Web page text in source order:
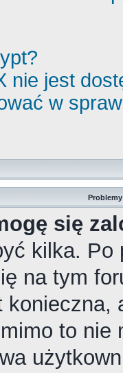
nie jest
w
się
kilka.
na tym
konieczna,
to